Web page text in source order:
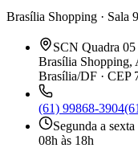
Brasília Shopping · Sala
SCN Quadra
Brasília Shopping,
Brasília/DF · CEP
(61) 99868-3904
Segunda a sexta
08h às 18h